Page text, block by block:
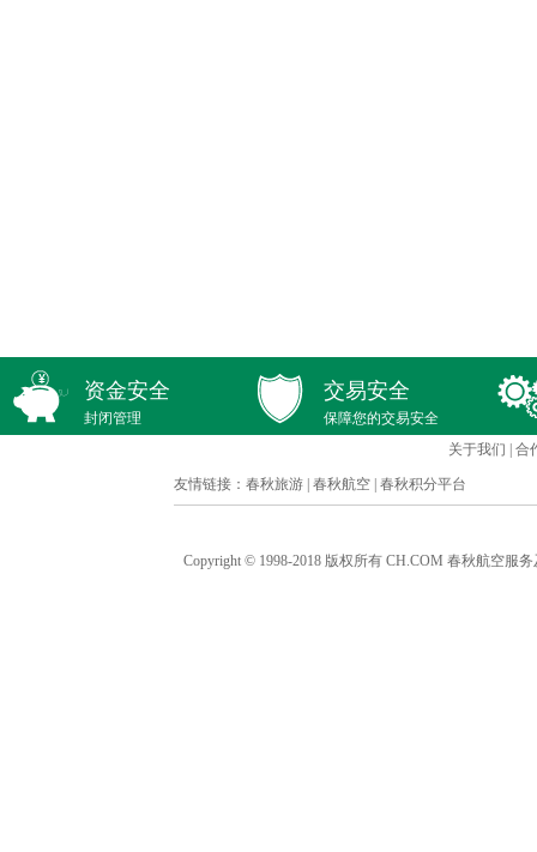
资金安全
封闭管理
交易安全
保障您的交易安全
关于我们
合
友情链接： 春秋旅游 春秋航空 春秋积分平台
Copyright © 1998-2018 版权所有 CH.COM 春秋航空服